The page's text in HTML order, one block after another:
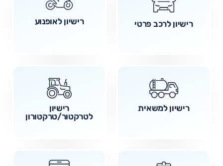
רישיון לרכב פרטי רישיון לאופנוע
רישיון למשאית
רישיון
לטרקטור/טרקטורון